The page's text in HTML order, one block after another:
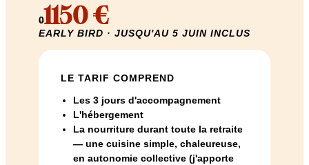
01150 €
EARLY BIRD · JUSQU'AU 5 JUIN INCLUS
LE TARIF COMPREND
Les 3 jours d'accompagnement
L'hébergement
La nourriture durant toute la retraite
— une cuisine simple, chaleureuse,
en autonomie collective (j'apporte